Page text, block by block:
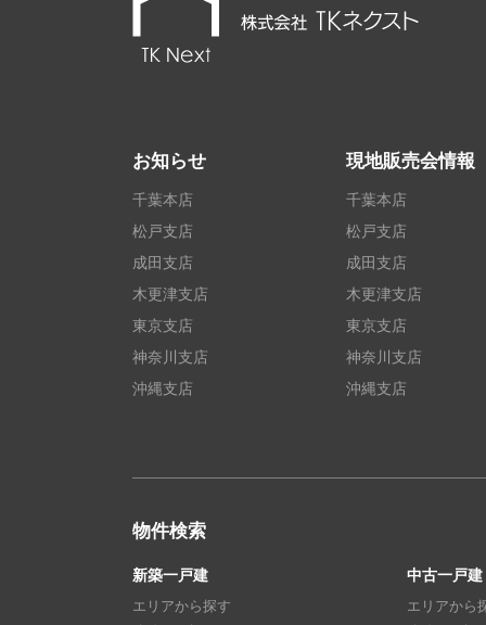
お知らせ
千葉本店
松戸支店
成田支店
木更津支店
東京支店
神奈川支店
沖縄支店
現地販売会情報
千葉本店
松戸支店
成田支店
木更津支店
東京支店
神奈川支店
沖縄支店
物件検索
新築一戸建
エリアから探す
中古一戸建
エリアから